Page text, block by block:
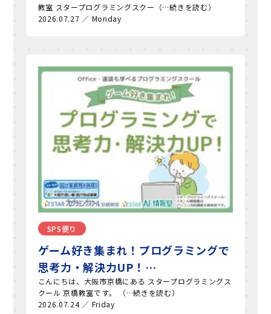
教室 スタープログラミングスクー（…続きを読む）
2026.07.27 ／ Monday
SPS便り
ゲーム好き集まれ！プログラミングで
思考力・解決力UP！…
こんにちは、大阪市京橋にある スタープログラミングス
クール 京橋教室です。 （…続きを読む）
2026.07.24 ／ Friday